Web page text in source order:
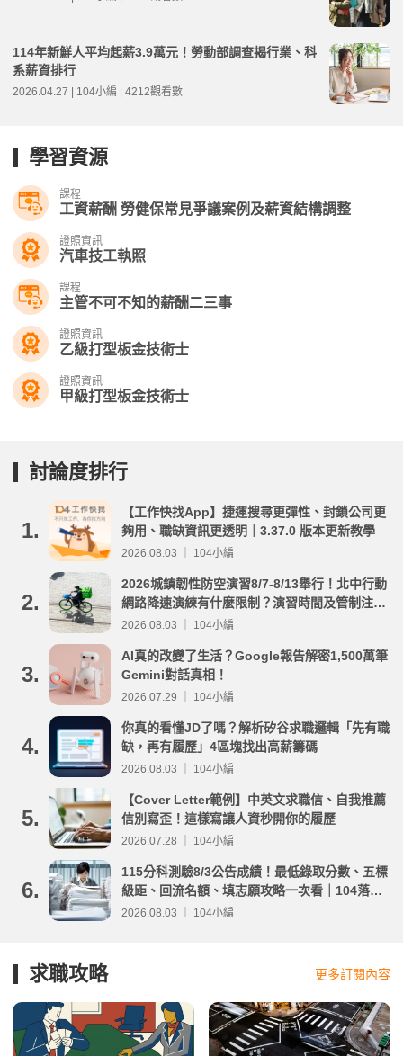
114年新鮮人平均起薪3.9萬元！勞動部調查揭行業、科
系薪資排行
2026.04.27 | 104小編 | 4212觀看數
學習資源
課程
工資薪酬 勞健保常見爭議案例及薪資結構調整
證照資訊
汽車技工執照
課程
主管不可不知的薪酬二三事
證照資訊
乙級打型板金技術士
證照資訊
甲級打型板金技術士
討論度排行
1.
【工作快找App】捷運搜尋更彈性、封鎖公司更
夠用、職缺資訊更透明｜3.37.0 版本更新教學
2026.08.03 ｜ 104小編
2.
2026城鎮韌性防空演習8/7-8/13舉行！北中行動
網路降速演練有什麼限制？演習時間及管制注意
事項整理
2026.08.03 ｜ 104小編
3.
AI真的改變了生活？Google報告解密1,500萬筆
Gemini對話真相！
2026.07.29 ｜ 104小編
4.
你真的看懂JD了嗎？解析矽谷求職邏輯「先有職
缺，再有履歷」4區塊找出高薪籌碼
2026.08.03 ｜ 104小編
5.
【Cover Letter範例】中英文求職信、自我推薦
信別寫歪！這樣寫讓人資秒開你的履歷
2026.07.28 ｜ 104小編
6.
115分科測驗8/3公告成績！最低錄取分數、五標
級距、回流名額、填志願攻略一次看｜104落點
分析
2026.08.03 ｜ 104小編
求職攻略 更多訂閱內容